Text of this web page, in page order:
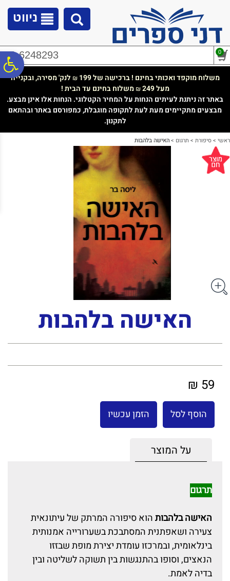
נגישות
ניווט
02-6248293 0
משלוח מוקפד ואכותי בחינם ! ברכישה של 199 ₪ לנק' מסירה, ובקנייה
מעל 249
₪משלוח בחינם עד הבית !
באתר זה ניתנת לעיתים הנחות על המחיר הקטלוגי. הנחות אלו אינן מבצע.
מבצעים מתקיימים מעת לעת לתקופה מוגבלת, כמפורסם באתר ובהתאם
לתקנון.
ראשי >סיפורת > תרגום >האישה בלהבות
האישה בלהבות
59 ₪
הוסף לסל הזמן עכשיו
על המוצר
תרגום
האישה בלהבותהוא סיפורה המרתק של עיתונאית
צעירה ושאפתנית המסתבכת בשערורייה אמנותית
בינלאומית, ובמרכזו עומדת יצירת מופת שבזזו
הנאצים, וסופו בהתנגשות בין תשוקה לשליטה ובין
בדיה לאמת.